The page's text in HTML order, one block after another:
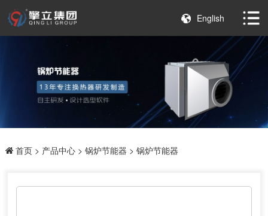
English
首页> 产品中心> 锅炉节能器 > 锅炉节能器